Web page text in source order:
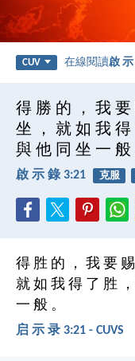
CUV 在線閱讀啟 示
得 勝 的 ， 我 要
坐 ， 就 如 我
與 他 同 坐 一 般
啟 示 錄 3:21 克服
得 胜 的 ， 我 要
就 如 我 得 了 胜
一 般 。
启 示 录 3:21 - CUVS